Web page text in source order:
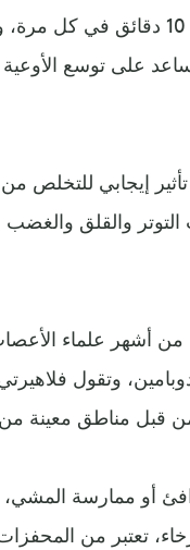
مئوية، لمدة 10 دقائق
على توسع
إيجابي للتخلص من
والقلق والغضب
من أشهر علماء
وتقول
قبل مناطق معينة
أو ممارسة المشي،
تعتبر من